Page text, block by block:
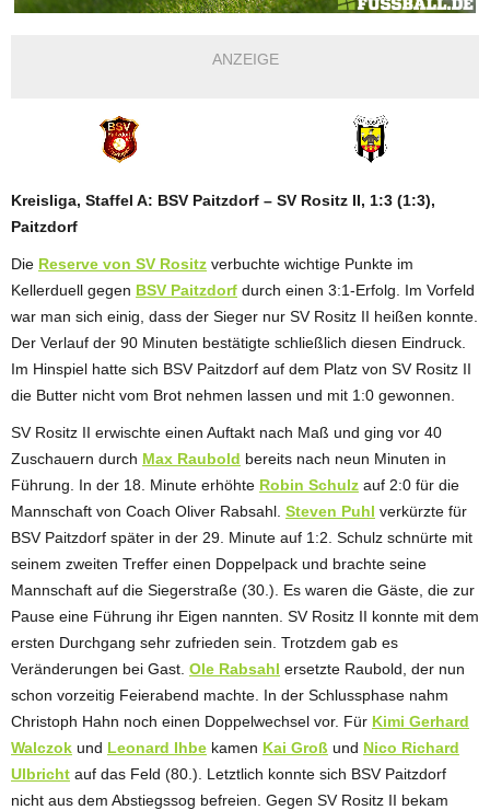
ANZEIGE
Kreisliga, Staffel A: BSV Paitzdorf – SV Rositz II, 1:3 (1:3),
Paitzdorf
Die Reserve von SV Rositz verbuchte wichtige Punkte im
Kellerduell gegen BSV Paitzdorf durch einen 3:1-Erfolg. Im Vorfeld
war man sich einig, dass der Sieger nur SV Rositz II heißen konnte.
Der Verlauf der 90 Minuten bestätigte schließlich diesen Eindruck.
Im Hinspiel hatte sich BSV Paitzdorf auf dem Platz von SV Rositz II
die Butter nicht vom Brot nehmen lassen und mit 1:0 gewonnen.
SV Rositz II erwischte einen Auftakt nach Maß und ging vor 40
Zuschauern durch Max Raubold bereits nach neun Minuten in
Führung. In der 18. Minute erhöhte Robin Schulz auf 2:0 für die
Mannschaft von Coach Oliver Rabsahl. Steven Puhl verkürzte für
BSV Paitzdorf später in der 29. Minute auf 1:2. Schulz schnürte mit
seinem zweiten Treffer einen Doppelpack und brachte seine
Mannschaft auf die Siegerstraße (30.). Es waren die Gäste, die zur
Pause eine Führung ihr Eigen nannten. SV Rositz II konnte mit dem
ersten Durchgang sehr zufrieden sein. Trotzdem gab es
Veränderungen bei Gast. Ole Rabsahl ersetzte Raubold, der nun
schon vorzeitig Feierabend machte. In der Schlussphase nahm
Christoph Hahn noch einen Doppelwechsel vor. Für Kimi Gerhard
Walczok und Leonard Ihbe kamen Kai Groß und Nico Richard
Ulbricht auf das Feld (80.). Letztlich konnte sich BSV Paitzdorf
nicht aus dem Abstiegssog befreien. Gegen SV Rositz II bekam